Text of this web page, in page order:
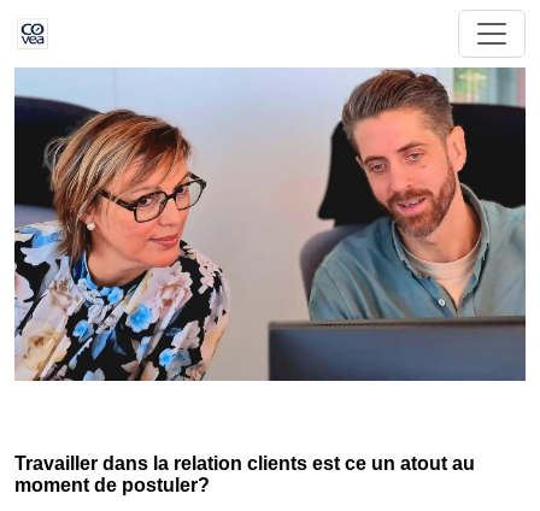
Travailler dans la relation clients est ce un atout au
moment de postuler?